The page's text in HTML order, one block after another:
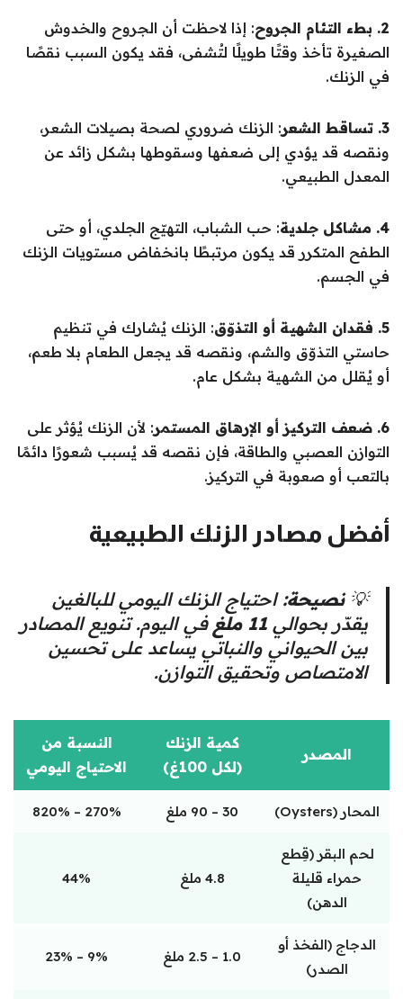
2. بطء التئام الجروح
: إذا لاحظت أن الجروح والخدوش
الصغيرة تأخذ وقتًا طويلًا لتُشفى، فقد يكون السبب نقصًا
في الزنك.
3. تساقط الشعر
: الزنك ضروري لصحة بصيلات الشعر،
ونقصه قد يؤدي إلى ضعفها وسقوطها بشكل زائد عن
المعدل الطبيعي.
4. مشاكل جلدية
: حب الشباب، التهيّج الجلدي، أو حتى
الطفح المتكرر قد يكون مرتبطًا بانخفاض مستويات الزنك
في الجسم.
5. فقدان الشهية أو التذوّق
: الزنك يُشارك في تنظيم
حاستي التذوّق والشم، ونقصه قد يجعل الطعام بلا طعم،
أو يُقلل من الشهية بشكل عام.
6. ضعف التركيز أو الإرهاق المستمر
: لأن الزنك يُؤثر على
التوازن العصبي والطاقة، فإن نقصه قد يُسبب شعورًا دائمًا
بالتعب أو صعوبة في التركيز.
أفضل مصادر الزنك الطبيعية
💡نصيحة: احتياج الزنك اليومي للبالغين
يقدّر بحوالي 11 ملغ
في اليوم. تنويع المصادر
بين الحيواني والنباتي يساعد على تحسين
الامتصاص وتحقيق التوازن.
المصدر
كمية الزنك
(لكل 100غ)
النسبة من
الاحتياج اليومي
المحار (Oysters) 30 – 90 ملغ 270% – 820%
لحم البقر (قِطع
حمراء قليلة
الدهن)
4.8 ملغ 44%
الدجاج (الفخذ أو
الصدر)
1.0 – 2.5 ملغ 9% – 23%